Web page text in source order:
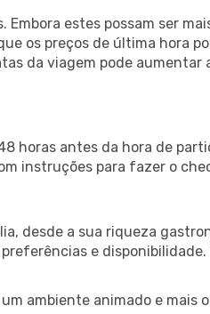
estes possam ser
os preços de última hora
da viagem pode
horas antes da hora de
instruções para fazer o
desde a sua riqueza
e disponibilidade.
ambiente animado e